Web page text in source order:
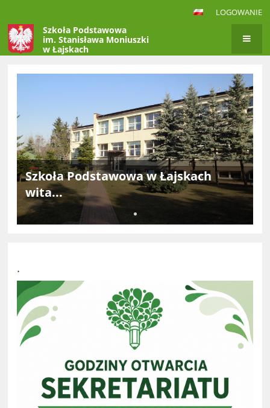
LOGOWANIE
Szkoła Podstawowa
im. Stanisława Moniuszki
w Łajskach
Strona
Szkoła Podstawowa w Łajskach
wita...
.